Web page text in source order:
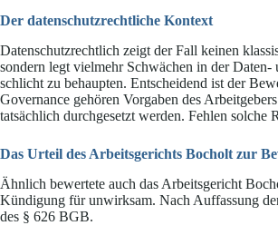
Der datenschutzrechtliche Kontext
Datenschutzrechtlich zeigt der Fall keinen
sondern legt vielmehr Schwächen in der Daten-
schlicht zu behaupten. Entscheidend ist der
Governance gehören Vorgaben des
tatsächlich durchgesetzt werden. Fehlen solche
Das Urteil des Arbeitsgerichts Bocholt zur
Ähnlich bewertete auch das Arbeitsgericht
Kündigung für unwirksam. Nach Auffassung
des § 626 BGB.